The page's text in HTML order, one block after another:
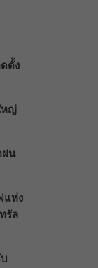
ตั้ง
หญ่
ฝน
แห่ง
รัล